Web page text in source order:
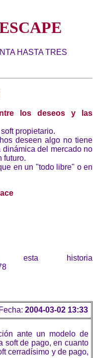
HASTA TRES
los deseos y las
propietario.
deseen algo no tiene
del mercado no
futuro.
en un "todo libre" o en
historia
Fecha: 2004-03-02 13:33
ante un modelo de
soft de pago, en cuanto
cerradísimo y de pago,